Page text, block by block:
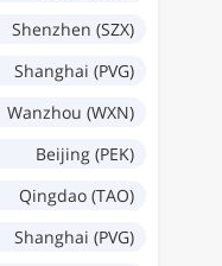
Shenzhen (SZX)
Shanghai (PVG)
Wanzhou (WXN)
Beijing (PEK)
Qingdao (TAO)
Shanghai (PVG)